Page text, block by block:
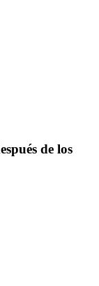
de los